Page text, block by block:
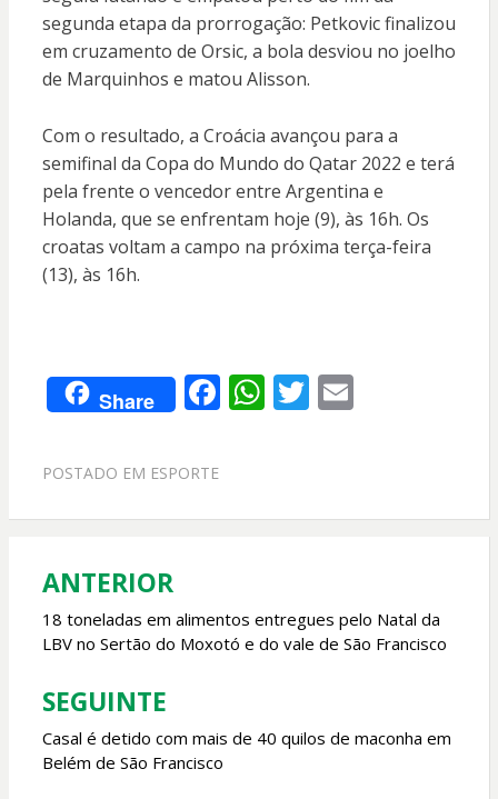
segunda etapa da prorrogação: Petkovic finalizou
em cruzamento de Orsic, a bola desviou no joelho
de Marquinhos e matou Alisson.
Com o resultado, a Croácia avançou para a
semifinal da Copa do Mundo do Qatar 2022 e terá
pela frente o vencedor entre Argentina e
Holanda, que se enfrentam hoje (9), às 16h. Os
croatas voltam a campo na próxima terça-feira
(13), às 16h.
Share F
o
k
W
A
p
T E
POSTADO EM ESPORTE
Navegação
de
Post
ANTERIOR
18 toneladas em alimentos entregues pelo Natal da
LBV no Sertão do Moxotó e do vale de São Francisco
SEGUINTE
Casal é detido com mais de 40 quilos de maconha em
Belém de São Francisco